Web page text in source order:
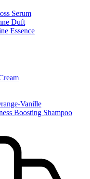
Serum
Duft
Essence
Vanille
Boosting Shampoo